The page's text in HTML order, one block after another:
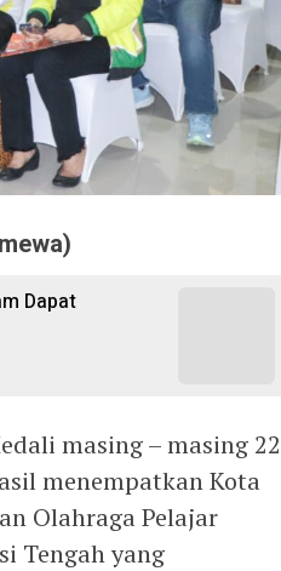
Dapat
masing – masing 22
menempatkan Kota
Olahraga Pelajar
Tengah yang